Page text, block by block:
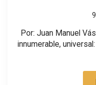
Por: Juan Manuel
innumerable,